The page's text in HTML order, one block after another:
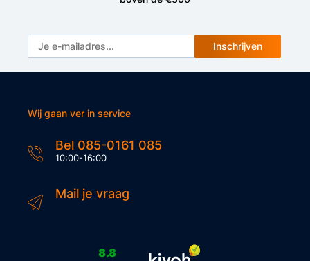
Inschrijven
Wij gaan ver in service
Bel 085-0161 085
10:00-16:00
Mail je vraag
8.8